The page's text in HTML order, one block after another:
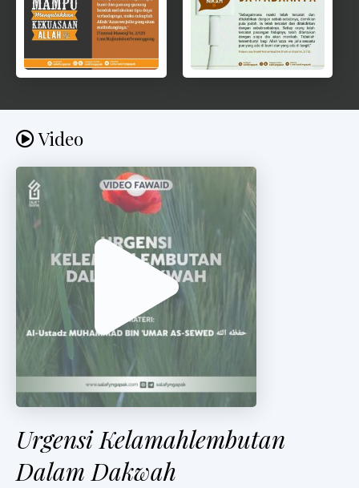
Video
Urgensi Kelamahlembutan
Dalam Dakwah